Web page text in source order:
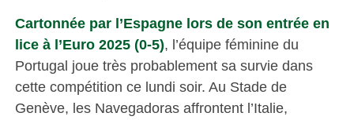
Cartonnée par l’Espagne lors de son entrée en
lice à l’Euro 2025 (0-5), l’équipe féminine du
Portugal joue très probablement sa survie dans
cette compétition ce lundi soir. Au Stade de
Genève, les Navegadoras affrontent l’Italie,